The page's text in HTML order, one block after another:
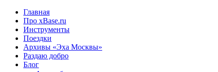
Главная
Про xBase.ru
Инструменты
Поездки
Архивы «Эха Москвы»
Раздаю добро
Блог